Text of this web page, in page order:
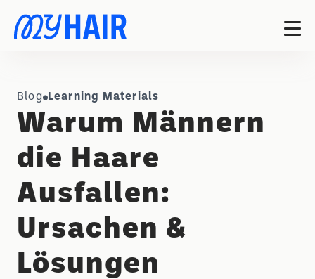
Blog Learning Materials
Warum Männern
die Haare
Ausfallen:
Ursachen &
Lösungen